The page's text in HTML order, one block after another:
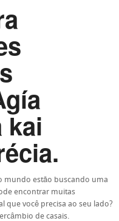
kai
mundo estão buscando uma
encontrar muitas
que você precisa ao seu lado?
de casais.